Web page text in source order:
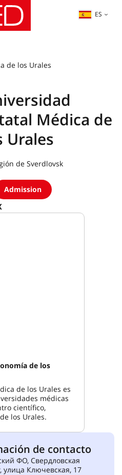
ES
de los Urales
Médica de
Urales
de Sverdlovsk
Admission
de los
de los Urales es
médicas
científico,
los Urales.
de contacto
ФО, Свердловская
улица Ключевская, 17